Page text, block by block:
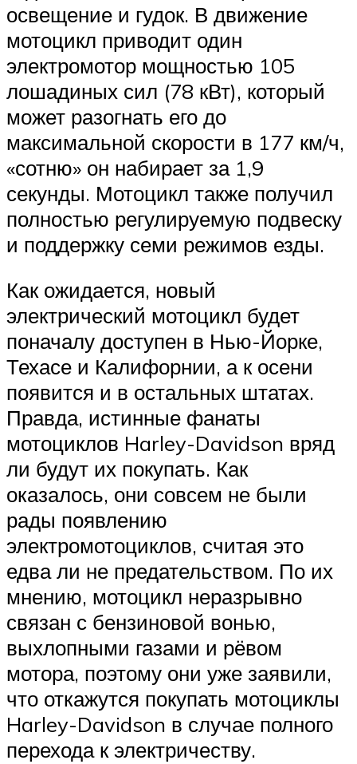
освещение и гудок. В движение
мотоцикл приводит один
электромотор мощностью 105
лошадиных сил (78 кВт), который
может разогнать его до
максимальной скорости в 177 км/ч,
«сотню» он набирает за 1,9
секунды. Мотоцикл также получил
полностью регулируемую подвеску
и поддержку семи режимов езды.
Как ожидается, новый
электрический мотоцикл будет
поначалу доступен в Нью-Йорке,
Техасе и Калифорнии, а к осени
появится и в остальных штатах.
Правда, истинные фанаты
мотоциклов Harley-Davidson вряд
ли будут их покупать. Как
оказалось, они совсем не были
рады появлению
электромотоциклов, считая это
едва ли не предательством. По их
мнению, мотоцикл неразрывно
связан с бензиновой вонью,
выхлопными газами и рёвом
мотора, поэтому они уже заявили,
что откажутся покупать мотоциклы
Harley-Davidson в случае полного
перехода к электричеству.